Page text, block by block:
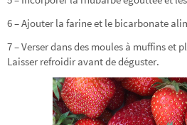
6 – Ajouter la farine et le bicarbonate
7 – Verser dans des moules à muffins et
Laisser refroidir avant de déguster.